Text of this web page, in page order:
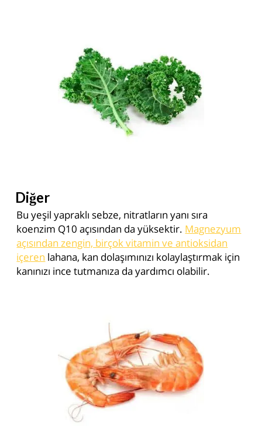
Diğer
Bu yeşil yapraklı sebze, nitratların yanı sıra
koenzim Q10 açısından da yüksektir. Magnezyum
açısından zengin, birçok vitamin ve antioksidan
içeren lahana, kan dolaşımınızı kolaylaştırmak için
kanınızı ince tutmanıza da yardımcı olabilir.